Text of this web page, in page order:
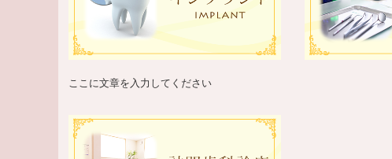
ここに文章を入力してください